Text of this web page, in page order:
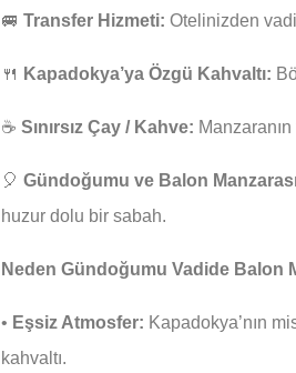
🚐 Transfer Hizmeti: Otelinizden
🍴 Kapadokya’ya Özgü Kahvaltı:
☕ Sınırsız Çay / Kahve:
🎈 Gündoğumu ve Balon
huzur dolu bir sabah.
Neden Gündoğumu Vadide Balon
• Eşsiz Atmosfer: Kapadokya’nın
kahvaltı.